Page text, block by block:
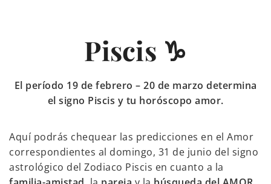
Piscis ♑
El período 19 de febrero – 20 de marzo determina
el signo Piscis y tu horóscopo amor.
Aquí podrás chequear las predicciones en el Amor
correspondientes al domingo, 31 de junio del signo
astrológico del Zodiaco Piscis en cuanto a la